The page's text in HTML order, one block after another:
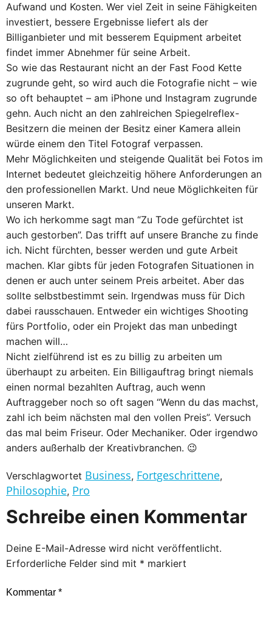
Aufwand und Kosten. Wer viel Zeit in seine Fähigkeiten
investiert, bessere Ergebnisse liefert als der
Billiganbieter und mit besserem Equipment arbeitet
findet immer Abnehmer für seine Arbeit.
So wie das Restaurant nicht an der Fast Food Kette
zugrunde geht, so wird auch die Fotografie nicht – wie
so oft behauptet – am iPhone und Instagram zugrunde
gehn. Auch nicht an den zahlreichen Spiegelreflex-
Besitzern die meinen der Besitz einer Kamera allein
würde einem den Titel Fotograf verpassen.
Mehr Möglichkeiten und steigende Qualität bei Fotos im
Internet bedeutet gleichzeitig höhere Anforderungen an
den professionellen Markt. Und neue Möglichkeiten für
unseren Markt.
Wo ich herkomme sagt man “Zu Tode gefürchtet ist
auch gestorben”. Das trifft auf unsere Branche zu finde
ich. Nicht fürchten, besser werden und gute Arbeit
machen. Klar gibts für jeden Fotografen Situationen in
denen er auch unter seinem Preis arbeitet. Aber das
sollte selbstbestimmt sein. Irgendwas muss für Dich
dabei rausschauen. Entweder ein wichtiges Shooting
fürs Portfolio, oder ein Projekt das man unbedingt
machen will…
Nicht zielführend ist es zu billig zu arbeiten um
überhaupt zu arbeiten. Ein Billigauftrag bringt niemals
einen normal bezahlten Auftrag, auch wenn
Auftraggeber noch so oft sagen “Wenn du das machst,
zahl ich beim nächsten mal den vollen Preis”. Versuch
das mal beim Friseur. Oder Mechaniker. Oder irgendwo
anders außerhalb der Kreativbranchen. 😉
Verschlagwortet Business, Fortgeschrittene,
Philosophie, Pro
Schreibe einen Kommentar
Deine E-Mail-Adresse wird nicht veröffentlicht.
Erforderliche Felder sind mit * markiert
Kommentar *